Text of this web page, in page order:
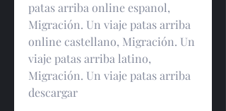
patas arriba online espanol,
Migración. Un viaje patas arriba
online castellano, Migración. Un
viaje patas arriba latino,
Migración. Un viaje patas arriba
descargar